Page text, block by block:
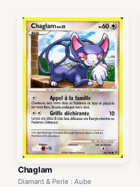
Chaglam
Diamant & Perle : Aube